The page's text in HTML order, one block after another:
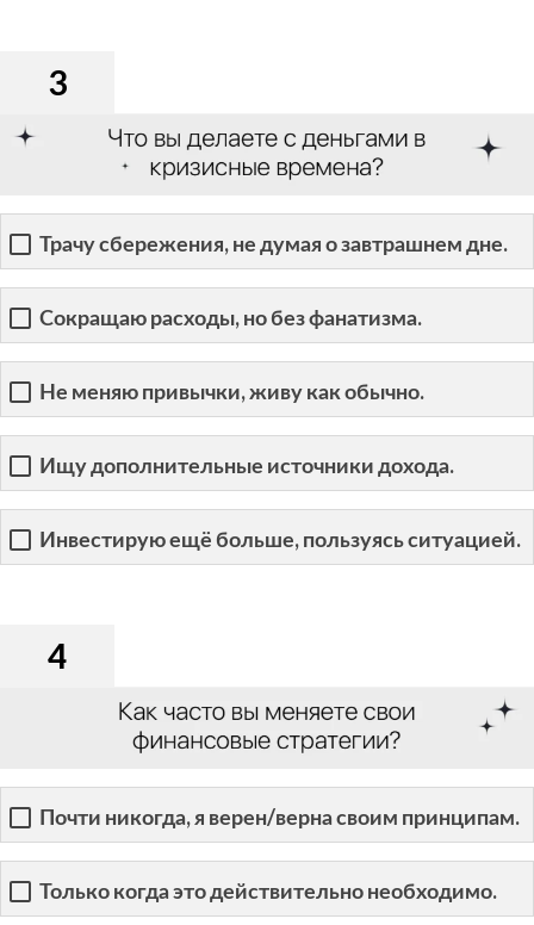
3
Трачу сбережения, не думая о завтрашнем дне.
Сокращаю расходы, но без фанатизма.
Не меняю привычки, живу как обычно.
Ищу дополнительные источники дохода.
Инвестирую ещё больше, пользуясь ситуацией.
4
Почти никогда, я верен/верна своим принципам.
Только когда это действительно необходимо.